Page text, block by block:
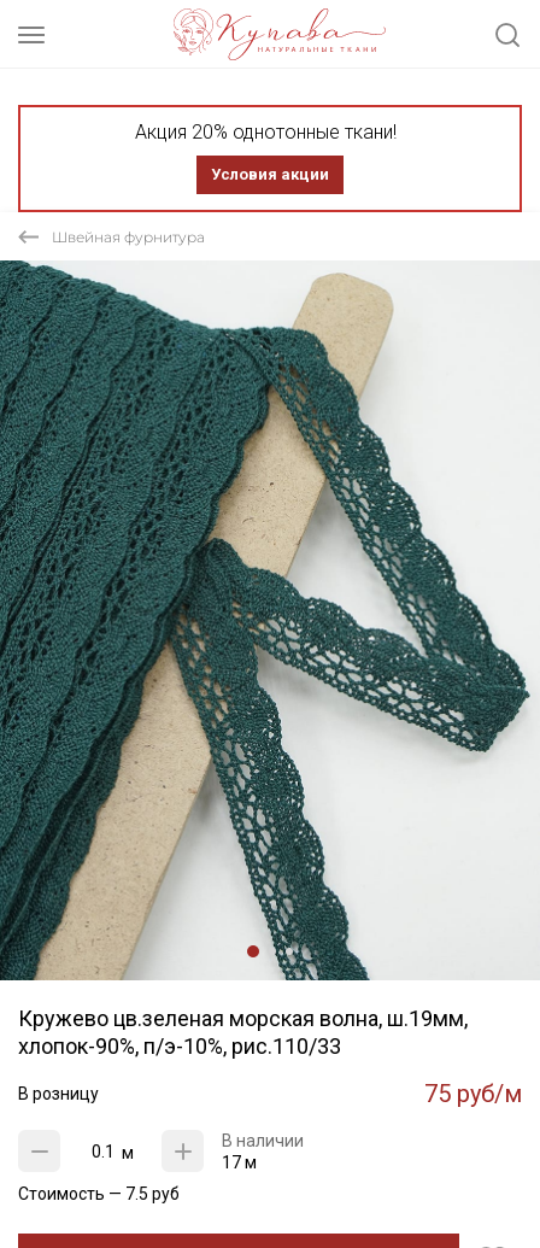
Акция 20% однотонные ткани!
Условия акции
Швейная фурнитура
Кружево цв.зеленая морская волна, ш.19мм,
хлопок-90%, п/э-10%, рис.110/33
В розницу 75 руб/м
м
В наличии
17 м
Стоимость — 7.5 руб